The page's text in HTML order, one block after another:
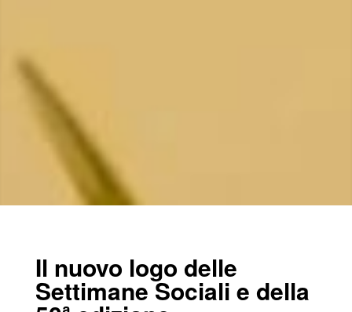
Il nuovo logo delle
Settimane Sociali e della